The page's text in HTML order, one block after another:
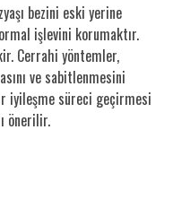
bezini eski yerine
işlevini korumaktır.
Cerrahi yöntemler,
ve sabitlenmesini
iyileşme süreci geçirmesi
önerilir.